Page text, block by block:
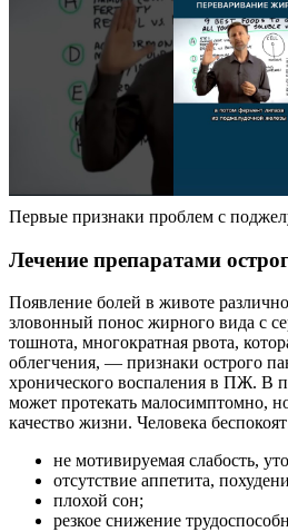
Первые признаки проблем с
Лечение препаратами
Появление болей в животе
зловонный понос жирного вида с
тошнота, многократная рвота,
облегчения, — признаки острого
хронического воспаления в ПЖ. В
может протекать малосимптомно,
качество жизни. Человека
не мотивируемая слабость,
отсутствие аппетита,
плохой сон;
резкое снижение